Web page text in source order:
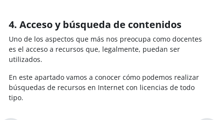
4. Acceso y búsqueda de contenidos
Uno de los aspectos que más nos preocupa como docentes
es el acceso a recursos que, legalmente, puedan ser
utilizados.
En este apartado vamos a conocer cómo podemos realizar
búsquedas de recursos en Internet con licencias de todo
tipo.